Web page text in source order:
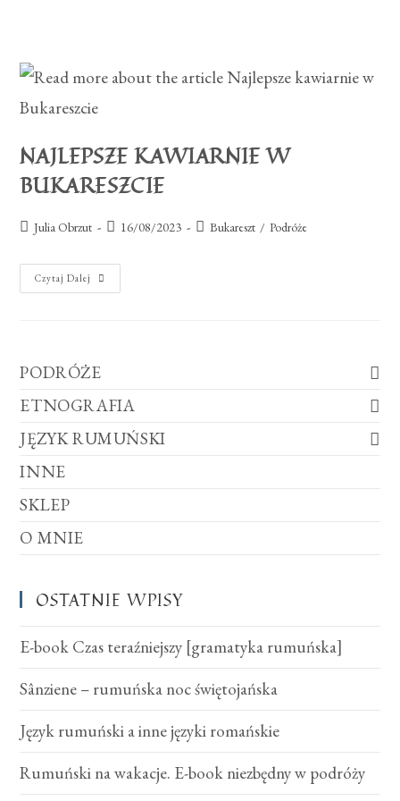
NAJLEPSZE KAWIARNIE W
BUKARESZCIE
Julia Obrzut 16/08/2023 Bukareszt / Podróże
Czytaj Dalej
PODRÓŻE
ETNOGRAFIA
JĘZYK RUMUŃSKI
INNE
SKLEP
O MNIE
OSTATNIE WPISY
E-book Czas teraźniejszy [gramatyka rumuńska]
Sânziene – rumuńska noc świętojańska
Język rumuński a inne języki romańskie
Rumuński na wakacje. E-book niezbędny w podróży